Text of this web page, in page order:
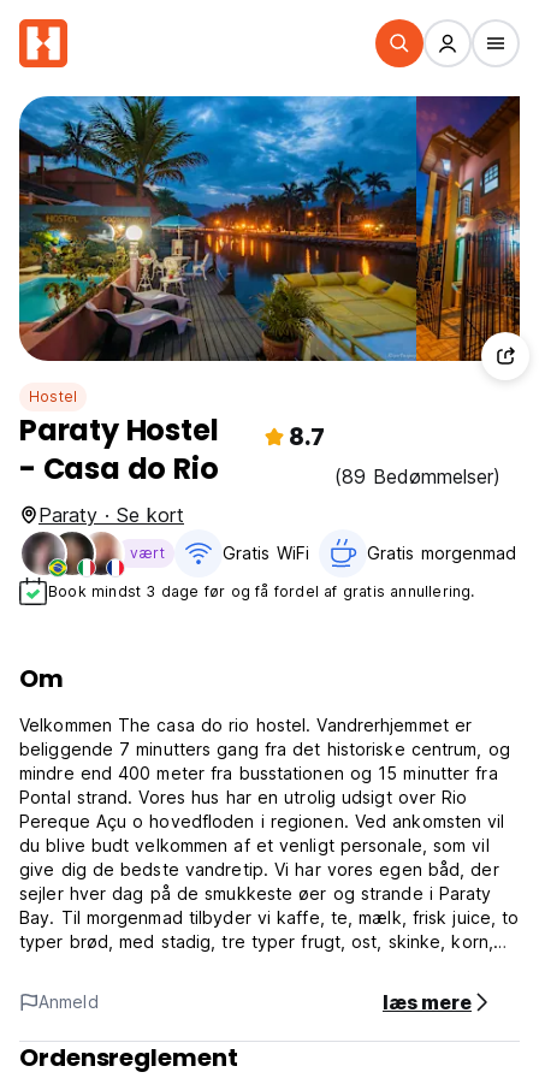
Hostel
Paraty Hostel
- Casa do Rio
8.7
(89 Bedømmelser)
Paraty · Se kort
vært Gratis WiFi Gratis morgenmad‎
Book mindst 3 dage før og få fordel af gratis annullering.
Om
Velkommen The casa do rio hostel. Vandrerhjemmet er
beliggende 7 minutters gang fra det historiske centrum, og
mindre end 400 meter fra busstationen og 15 minutter fra
Pontal strand. Vores hus har en utrolig udsigt over Rio
Pereque Açu o hovedfloden i regionen. Ved ankomsten vil
du blive budt velkommen af ​​et venligt personale, som vil
give dig de bedste vandretip. Vi har vores egen båd, der
sejler hver dag på de smukkeste øer og strande i Paraty
Bay. Til morgenmad tilbyder vi kaffe, te, mælk, frisk juice, to
typer brød, med stadig, tre typer frugt, ost, skinke, korn,
kager smør og marmelade
Vores hostel har en fremragende infrastruktur for dig, der
rejser med rygsæk i Latinamerika, vi er i et sikkert område ..
Vi kan gøre din rejse til en unik oplevelse, fordi vores hus
Anmeld læs mere
Ordensreglement